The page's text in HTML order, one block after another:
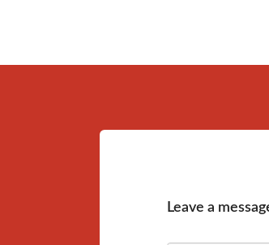
Leave a